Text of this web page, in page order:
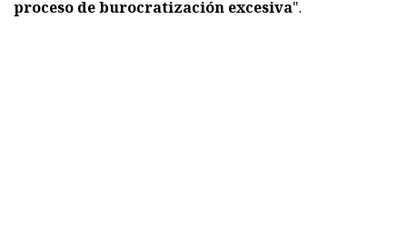
proceso de burocratización excesiva".